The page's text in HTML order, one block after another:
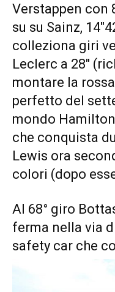
Verstappen con
su su Sainz,
colleziona giri
Leclerc a 28″
montare la
perfetto del
mondo
che conquista
Lewis ora
colori (dopo
Al 68° giro
ferma nella via
safety car che